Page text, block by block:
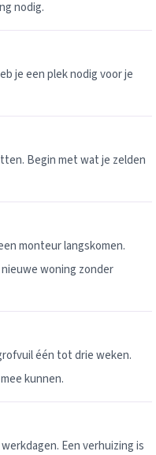
nodig.
je een plek nodig voor je
Begin met wat je zelden
monteur langskomen.
woning zonder
één tot drie weken.
kunnen.
Een verhuizing is